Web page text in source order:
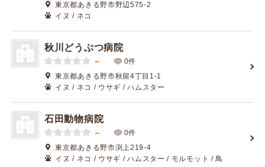
東京都あきる野市野辺575-2
イヌ / ネコ
秋川どうぶつ病院
－
0件
東京都あきる野市秋留4丁目1-1
イヌ / ネコ / ウサギ / ハムスター
石田動物病院
－
0件
東京都あきる野市渕上219-4
イヌ / ネコ / ウサギ / ハムスター / モルモット / 鳥